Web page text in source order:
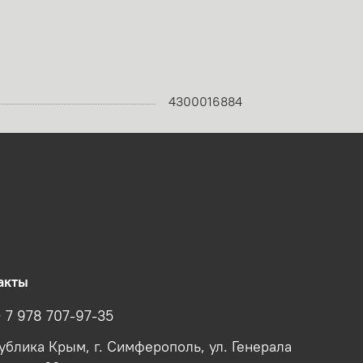
4300016884
7 978 707-97-35
Крым, г. Симферополь, ул. Генерала